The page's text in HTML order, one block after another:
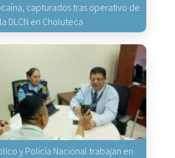
capturados tras operativo de
la DLCN en Choluteca
y Policía Nacional trabajan en